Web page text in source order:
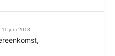
11 juni 2013
,